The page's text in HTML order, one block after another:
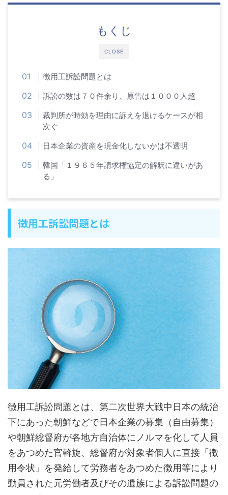
CLOSE
もくじ
徴用工訴訟問題とは
訴訟の数は７０件余り、原告は１０００人超
裁判所が時効を理由に訴えを退けるケースが相
次ぐ
日本企業の資産を現金化しないかは不透明
韓国「１９６５年請求権協定の解釈に違いがあ
る」
徴用工訴訟問題とは
徴用工訴訟問題とは、第二次世界大戦中日本の統治
下にあった朝鮮などで日本企業の募集（自由募集）
や朝鮮総督府が各地方自治体にノルマを化して人員
をあつめた官斡旋、総督府が対象者個人に直接「徴
用令状」を発給して労務者をあつめた徴用等により
動員された元労働者及びその遺族による訴訟問題の